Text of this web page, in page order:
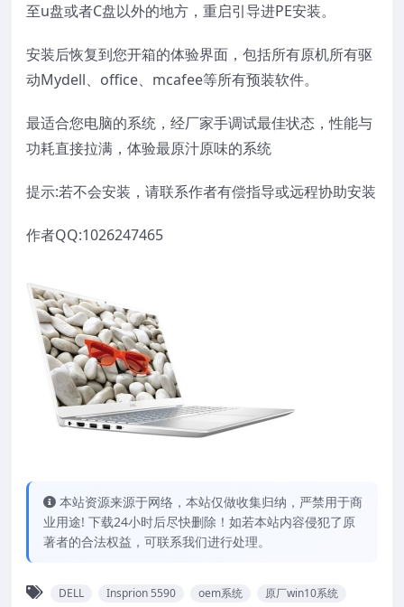
至u盘或者C盘以外的地方，重启引导进PE安装。
安装后恢复到您开箱的体验界面，包括所有原机所有驱
动Mydell、office、mcafee等所有预装软件。
最适合您电脑的系统，经厂家手调试最佳状态，性能与
功耗直接拉满，体验最原汁原味的系统
提示:若不会安装，请联系作者有偿指导或远程协助安装
作者QQ:1026247465
本站资源来源于网络，本站仅做收集归纳，严禁用于商
业用途! 下载24小时后尽快删除！如若本站内容侵犯了原
著者的合法权益，可联系我们进行处理。
DELL Insprion 5590 oem系统 原厂win10系统